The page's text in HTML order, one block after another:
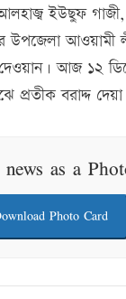
ইউছুফ
উপজেলা আওয়ামী
আজ ১২
প্রতীক বরাদ্দ
as a
Photo Card